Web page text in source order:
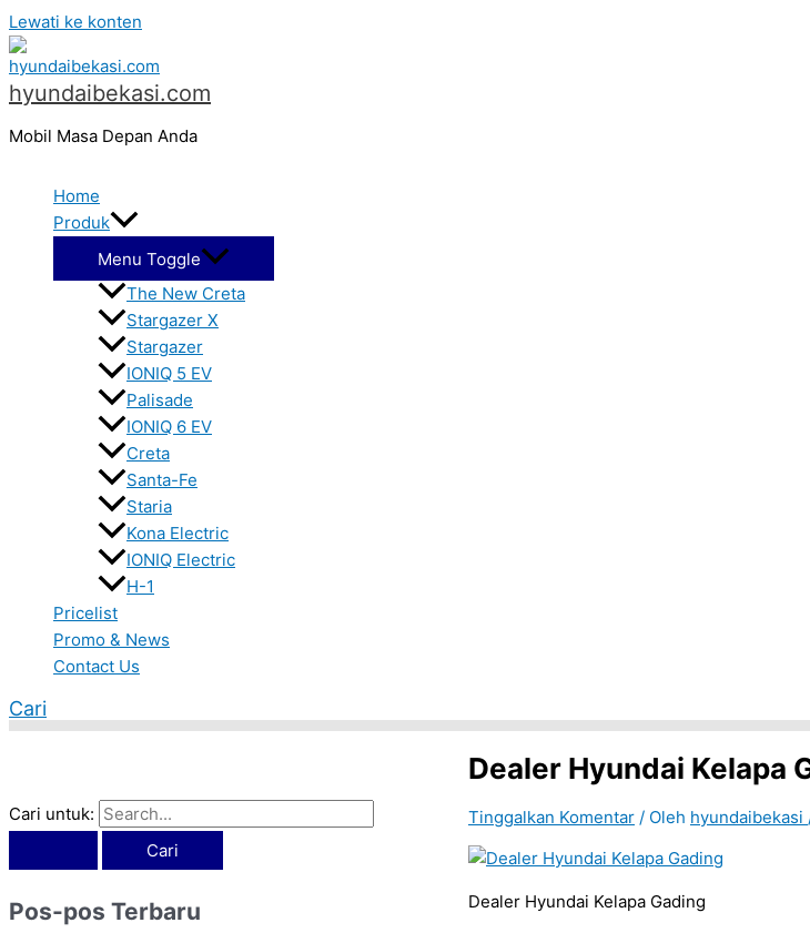
Lewati ke konten
hyundaibekasi.com
Mobil Masa Depan Anda
Home
Produk
Menu Toggle
The New Creta
Stargazer X
Stargazer
IONIQ 5 EV
Palisade
IONIQ 6 EV
Creta
Santa-Fe
Staria
Kona Electric
IONIQ Electric
H-1
Pricelist
Promo & News
Contact Us
Cari
Cari untuk:
Pos-pos Terbaru
Dealer Hyundai Kelapa
Tinggalkan Komentar / Oleh hyundaibekasi
Dealer Hyundai Kelapa Gading